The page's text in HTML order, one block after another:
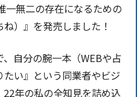
一無二の存在になるための
）』を発売しました！
自分の腕一本（WEBや占
い』という同業者やビジ
年の私の全知見を詰め込